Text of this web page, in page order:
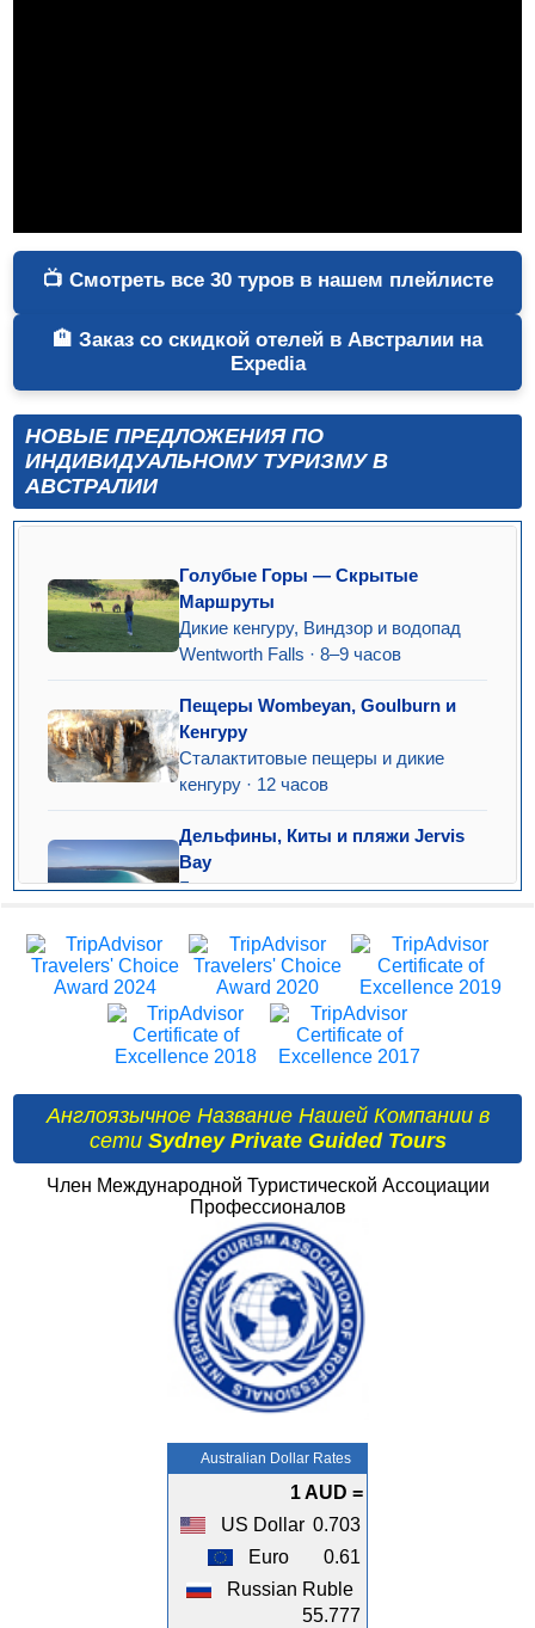
Англоязычное Название Нашей Компании в
сети Sydney Private Guided Tours
Член Международной Туристической Ассоциации
Профессионалов
Australian Dollar Rates
1 AUD =
US Dollar 0.703
Euro
0.61
Russian Ruble
55.777
📺 Смотреть все 30 туров в нашем плейлисте
🏨 Заказ со скидкой отелей в Австралии на
Expedia
НОВЫЕ ПРЕДЛОЖЕНИЯ ПО
ИНДИВИДУАЛЬНОМУ ТУРИЗМУ В
АВСТРАЛИИ
Голубые Горы — Скрытые
Маршруты
Дикие кенгуру, Виндзор и водопад
Wentworth Falls · 8–9 часов
Пещеры Wombeyan, Goulburn и
Кенгуру
Сталактитовые пещеры и дикие
кенгуру · 12 часов
Дельфины, Киты и пляжи Jervis
Bay
Белоснежные пляжи и морская